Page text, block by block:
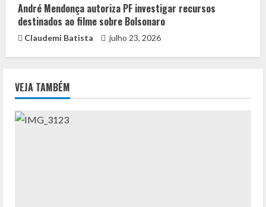
André Mendonça autoriza PF investigar recursos
destinados ao filme sobre Bolsonaro
Claudemi Batista julho 23, 2026
VEJA TAMBÉM